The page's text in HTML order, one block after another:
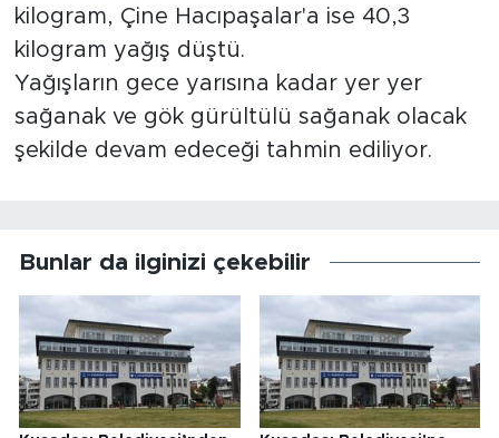
kilogram, Çine Hacıpaşalar'a ise 40,3
kilogram yağış düştü.
Yağışların gece yarısına kadar yer yer
sağanak ve gök gürültülü sağanak olacak
şekilde devam edeceği tahmin ediliyor.
Bunlar da ilginizi çekebilir